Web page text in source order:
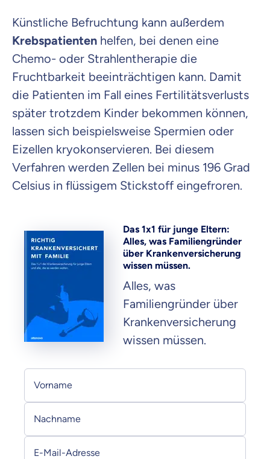
Künstliche Befruchtung kann außerdem
Krebspatienten helfen, bei denen eine
Chemo- oder Strahlentherapie die
Fruchtbarkeit beeinträchtigen kann. Damit
die Patienten im Fall eines Fertilitätsverlusts
später trotzdem Kinder bekommen können,
lassen sich beispielsweise Spermien oder
Eizellen kryokonservieren. Bei diesem
Verfahren werden Zellen bei minus 196 Grad
Celsius in flüssigem Stickstoff eingefroren.
Das 1x1 für junge Eltern:
Alles, was Familiengründer
über Krankenversicherung
wissen müssen.
Alles, was
Familiengründer über
Krankenversicherung
wissen müssen.
Persönliche Informationen
Vorname
Nachname
E-Mail-Adresse